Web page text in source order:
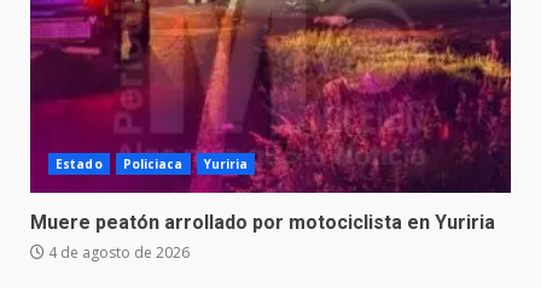
Estado Policiaca Yuriria
Muere peatón arrollado por motociclista en Yuriria
4 de agosto de 2026